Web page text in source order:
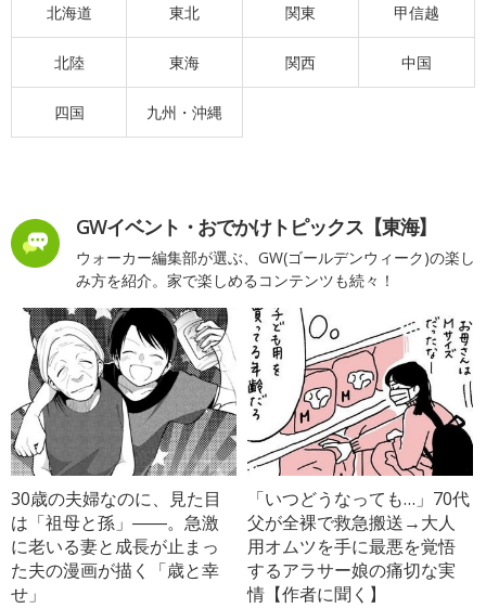
北海道 東北 関東 甲信越
北陸 東海 関西 中国
四国 九州・沖縄
GWイベント・おでかけトピックス【東海】
ウォーカー編集部が選ぶ、GW(ゴールデンウィーク)の楽し
み方を紹介。家で楽しめるコンテンツも続々！
30歳の夫婦なのに、見た目
は「祖母と孫」――。急激
に老いる妻と成長が止まっ
た夫の漫画が描く「歳と幸
せ」
「いつどうなっても…」70代
父が全裸で救急搬送→大人
用オムツを手に最悪を覚悟
するアラサー娘の痛切な実
情【作者に聞く】